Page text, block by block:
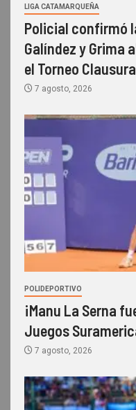
LIGA CATAMARQUEÑA
Policial confirmó
Galíndez y Grima
el Torneo Clausura
7 agosto, 2026
POLIDEPORTIVO
¡Manu La Serna
Juegos
7 agosto, 2026